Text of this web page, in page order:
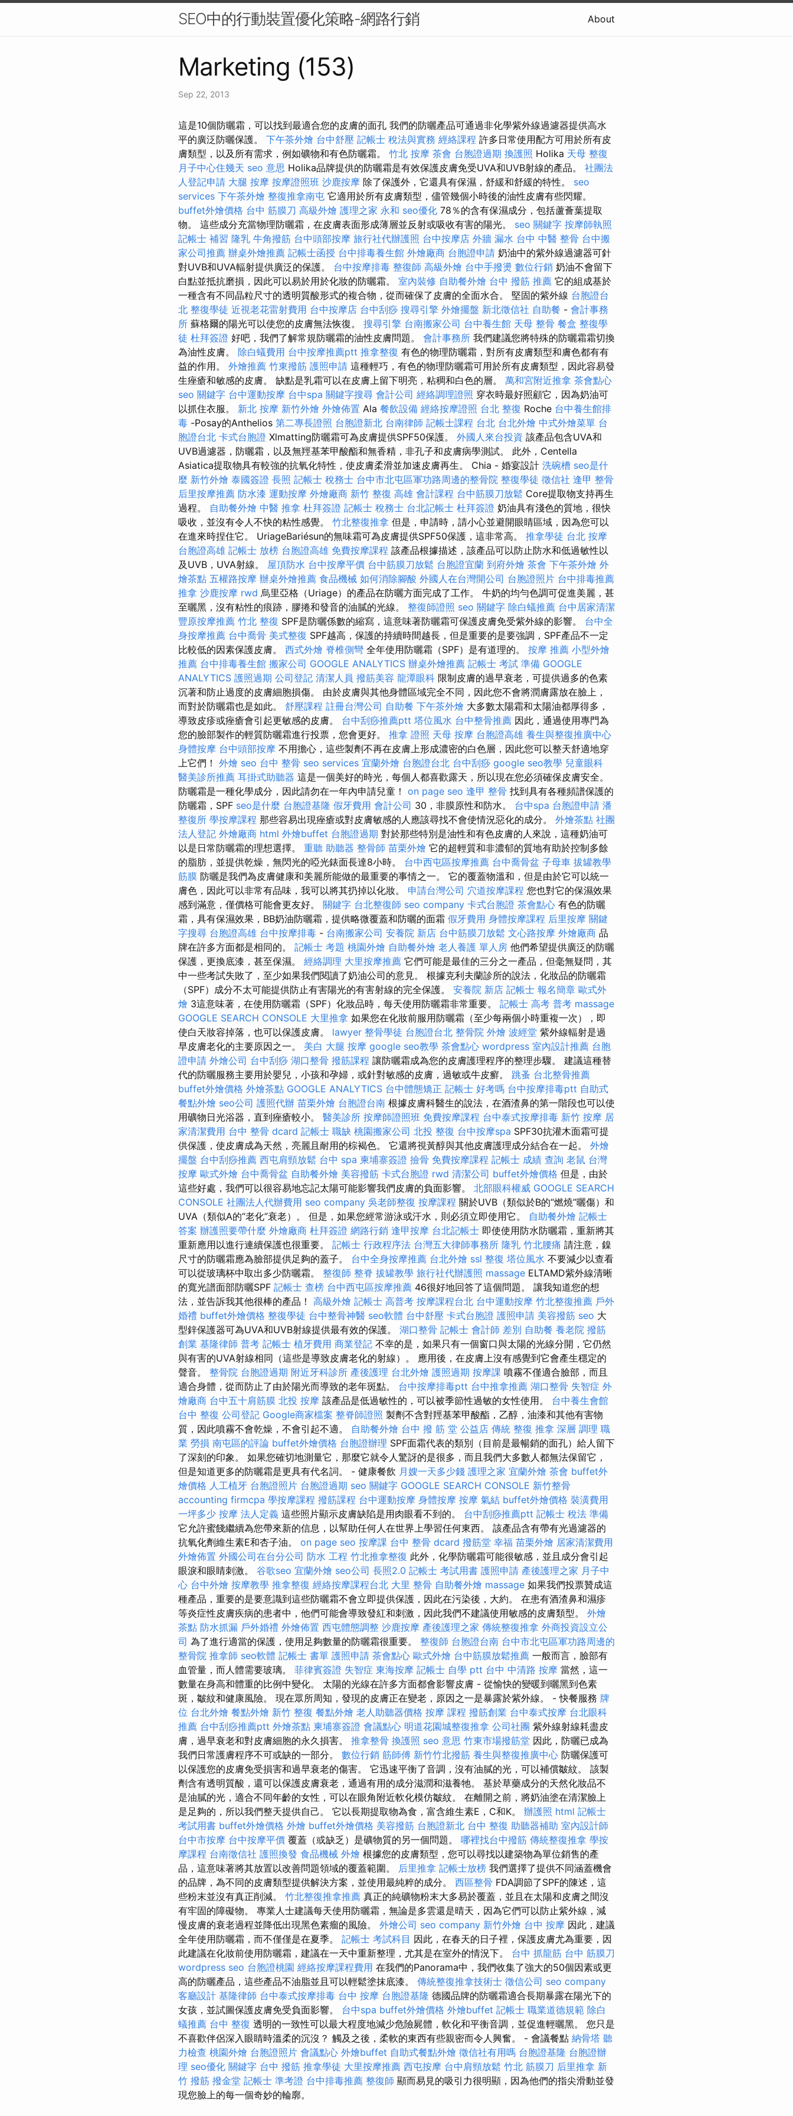
SEO中的行動裝置優化策略-網路行銷 About
Marketing (153)
Sep 22, 2013
這是10個防曬霜，可以找到最適合您的皮膚的面孔 我們的防曬產品可通過非化學紫外線過濾器提供高水
平的廣泛防曬保護。 下午茶外燴 台中舒壓 記帳士 稅法與實務 經絡課程 許多日常使用配方可用於所有皮
膚類型，以及所有需求，例如礦物和有色防曬霜。 竹北 按摩 茶會 台胞證過期 換護照 Holika 天母 整復
月子中心住幾天 seo 意思 Holika品牌提供的防曬霜是有效保護皮膚免受UVA和UVB射線的產品。 社團法
人登記申請 大腿 按摩 按摩證照班 沙鹿按摩 除了保護外，它還具有保濕，舒緩和舒緩的特性。 seo
services 下午茶外燴 整復推拿南屯 它適用於所有皮膚類型，儘管幾個小時後的油性皮膚有些閃耀。
buffet外燴價格 台中 筋膜刀 高級外燴 護理之家 永和 seo優化 78％的含有保濕成分，包括蘆薈葉提取
物。 這些成分充當物理防曬霜，在皮膚表面形成薄層並反射或吸收有害的陽光。 seo 關鍵字 按摩師執照
記帳士 補習 隆乳 牛角撥筋 台中頭部按摩 旅行社代辦護照 台中按摩店 外牆 漏水 台中 中醫 整骨 台中搬
家公司推薦 辦桌外燴推薦 記帳士函授 台中排毒養生館 外燴廠商 台胞證申請 奶油中的紫外線過濾器可針
對UVB和UVA輻射提供廣泛的保護。 台中按摩排毒 整復師 高級外燴 台中手撥燙 數位行銷 奶油不會留下
白點並抵抗磨損，因此可以易於用於化妝的防曬霜。 室內裝修 自助餐外燴 台中 撥筋 推薦 它的組成基於
一種含有不同晶粒尺寸的透明質酸形式的複合物，從而確保了皮膚的全面水合。 堅固的紫外線 台胞證台
北 整復學徒 近視老花雷射費用 台中按摩店 台中刮痧 搜尋引擎 外燴擺盤 新北徵信社 自助餐 - 會計事務
所 蘇格爾的陽光可以使您的皮膚無法恢復。 搜尋引擎 台南搬家公司 台中養生館 天母 整骨 餐盒 整復學
徒 杜拜簽證 好吧，我們了解常規防曬霜的油性皮膚問題。 會計事務所 我們建議您將特殊的防曬霜霜切換
為油性皮膚。 除白蟻費用 台中按摩推薦ptt 推拿整復 有色的物理防曬霜，對所有皮膚類型和膚色都有有
益的作用。 外燴推薦 竹東撥筋 護照申請 這種輕巧，有色的物理防曬霜可用於所有皮膚類型，因此容易發
生痤瘡和敏感的皮膚。 缺點是乳霜可以在皮膚上留下明亮，粘稠和白色的層。 萬和宮附近推拿 茶會點心
seo 關鍵字 台中運動按摩 台中spa 關鍵字搜尋 會計公司 經絡調理證照 穿衣時最好照顧它，因為奶油可
以抓住衣服。 新北 按摩 新竹外燴 外燴佈置 Ala 餐飲設備 經絡按摩證照 台北 整復 Roche 台中養生館排
毒 -Posay的Anthelios 第二專長證照 台胞證新北 台南律師 記帳士課程 台北 台北外燴 中式外燴菜單 台
胞證台北 卡式台胞證 Xlmatting防曬霜可為皮膚提供SPF50保護。 外國人來台投資 該產品包含UVA和
UVB過濾器，防曬霜，以及無羥基苯甲酸酯和無香精，非孔子和皮膚病學測試。 此外，Centella
Asiatica提取物具有較強的抗氧化特性，使皮膚柔滑並加速皮膚再生。 Chia - 婚宴設計 洗碗槽 seo是什
麼 新竹外燴 泰國簽證 長照 記帳士 稅務士 台中市北屯區軍功路周邊的整骨院 整復學徒 徵信社 逢甲 整骨
后里按摩推薦 防水漆 運動按摩 外燴廠商 新竹 整復 高雄 會計課程 台中筋膜刀放鬆 Core提取物支持再生
過程。 自助餐外燴 中醫 推拿 杜拜簽證 記帳士 稅務士 台北記帳士 杜拜簽證 奶油具有淺色的質地，很快
吸收，並沒有令人不快的粘性感覺。 竹北整復推拿 但是，申請時，請小心並避開眼睛區域，因為您可以
在進來時捏住它。 UriageBariésun的無味霜可為皮膚提供SPF50保護，這非常高。 推拿學徒 台北 按摩
台胞證高雄 記帳士 放榜 台胞證高雄 免費按摩課程 該產品根據描述，該產品可以防止防水和低過敏性以
及UVB，UVA射線。 屋頂防水 台中按摩平價 台中筋膜刀放鬆 台胞證宜蘭 到府外燴 茶會 下午茶外燴 外
燴茶點 五權路按摩 辦桌外燴推薦 食品機械 如何消除腳酸 外國人在台灣開公司 台胞證照片 台中排毒推薦
推拿 沙鹿按摩 rwd 烏里亞格（Uriage）的產品在防曬方面完成了工作。 牛奶的均勻色調可促進美麗，甚
至曬黑，沒有粘性的痕跡，膠捲和發音的油膩的光線。 整復師證照 seo 關鍵字 除白蟻推薦 台中居家清潔
豐原按摩推薦 竹北 整復 SPF是防曬係數的縮寫，這意味著防曬霜可保護皮膚免受紫外線的影響。 台中全
身按摩推薦 台中喬骨 美式整復 SPF越高，保護的持續時間越長，但是重要的是要強調，SPF產品不一定
比較低的因素保護皮膚。 西式外燴 脊椎側彎 全年使用防曬霜（SPF）是有道理的。 按摩 推薦 小型外燴
推薦 台中排毒養生館 搬家公司 GOOGLE ANALYTICS 辦桌外燴推薦 記帳士 考試 準備 GOOGLE
ANALYTICS 護照過期 公司登記 清潔人員 撥筋美容 龍潭眼科 限制皮膚的過早衰老，可提供過多的色素
沉著和防止過度的皮膚細胞損傷。 由於皮膚與其他身體區域完全不同，因此您不會將潤膚露放在臉上，
而對於防曬霜也是如此。 舒壓課程 註冊台灣公司 自助餐 下午茶外燴 大多數太陽霜和太陽油都厚得多，
導致皮疹或痤瘡會引起更敏感的皮膚。 台中刮痧推薦ptt 塔位風水 台中整骨推薦 因此，通過使用專門為
您的臉部製作的輕質防曬霜進行投票，您會更好。 推拿 證照 天母 按摩 台胞證高雄 養生與整復推廣中心
身體按摩 台中頭部按摩 不用擔心，這些製劑不再在皮膚上形成濃密的白色層，因此您可以整天舒適地穿
上它們！ 外燴 seo 台中 整骨 seo services 宜蘭外燴 台胞證台北 台中刮痧 google seo教學 兒童眼科
醫美診所推薦 耳掛式助聽器 這是一個美好的時光，每個人都喜歡露天，所以現在您必須確保皮膚安全。
防曬霜是一種化學成分，因此請勿在一年內申請兒童！ on page seo 逢甲 整骨 找到具有各種頻譜保護的
防曬霜，SPF seo是什麼 台胞證基隆 假牙費用 會計公司 30，非膜原性和防水。 台中spa 台胞證申請 潘
整復所 學按摩課程 那些容易出現痤瘡或對皮膚敏感的人應該尋找不會使情況惡化的成分。 外燴茶點 社團
法人登記 外燴廠商 html 外燴buffet 台胞證過期 對於那些特別是油性和有色皮膚的人來說，這種奶油可
以是日常防曬霜的理想選擇。 重聽 助聽器 整骨師 苗栗外燴 它的超輕質和非濃郁的質地有助於控制多餘
的脂肪，並提供乾燥，無閃光的啞光錶面長達8小時。 台中西屯區按摩推薦 台中喬骨盆 子母車 拔罐教學
筋膜 防曬是我們為皮膚健康和美麗所能做的最重要的事情之一。 它的覆蓋物溫和，但是由於它可以統一
膚色，因此可以非常有品味，我可以將其扔掉以化妝。 申請台灣公司 穴道按摩課程 您也對它的保濕效果
感到滿意，僅價格可能會更友好。 關鍵字 台北整復師 seo company 卡式台胞證 茶會點心 有色的防曬
霜，具有保濕效果，BB奶油防曬霜，提供略微覆蓋和防曬的面霜 假牙費用 身體按摩課程 后里按摩 關鍵
字搜尋 台胞證高雄 台中按摩排毒 - 台南搬家公司 安養院 新店 台中筋膜刀放鬆 文心路按摩 外燴廠商 品
牌在許多方面都是相同的。 記帳士 考題 桃園外燴 自助餐外燴 老人養護 單人房 他們希望提供廣泛的防曬
保護，更換底漆，甚至保濕。 經絡調理 大里按摩推薦 它們可能是最佳的三分之一產品，但毫無疑問，其
中一些考試失敗了，至少如果我們閱讀了奶油公司的意見。 根據克利夫蘭診所的說法，化妝品的防曬霜
（SPF）成分不太可能提供防止有害陽光的有害射線的完全保護。 安養院 新店 記帳士 報名簡章 歐式外
燴 3這意味著，在使用防曬霜（SPF）化妝品時，每天使用防曬霜非常重要。 記帳士 高考 普考 massage
GOOGLE SEARCH CONSOLE 大里推拿 如果您在化妝前服用防曬霜（至少每兩個小時重複一次），即
使白天妝容掉落，也可以保護皮膚。 lawyer 整骨學徒 台胞證台北 整骨院 外燴 波經堂 紫外線輻射是過
早皮膚老化的主要原因之一。 美白 大腿 按摩 google seo教學 茶會點心 wordpress 室內設計推薦 台胞
證申請 外燴公司 台中刮痧 湖口整骨 撥筋課程 讓防曬霜成為您的皮膚護理程序的整理步驟。 建議這種替
代的防曬服務主要用於嬰兒，小孩和孕婦，或針對敏感的皮膚，過敏或牛皮癬。 跳蚤 台北整骨推薦
buffet外燴價格 外燴茶點 GOOGLE ANALYTICS 台中體態矯正 記帳士 好考嗎 台中按摩排毒ptt 自助式
餐點外燴 seo公司 護照代辦 苗栗外燴 台胞證台南 根據皮膚科醫生的說法，在酒渣鼻的第一階段也可以使
用礦物日光浴器，直到痤瘡較小。 醫美診所 按摩師證照班 免費按摩課程 台中泰式按摩排毒 新竹 按摩 居
家清潔費用 台中 整骨 dcard 記帳士 職缺 桃園搬家公司 北投 整復 台中按摩spa SPF30抗灌木面霜可提
供保護，使皮膚成為天然，亮麗且耐用的棕褐色。 它還將視黃醇與其他皮膚護理成分結合在一起。 外燴
擺盤 台中刮痧推薦 西屯肩頸放鬆 台中 spa 柬埔寨簽證 撿骨 免費按摩課程 記帳士 成績 查詢 老鼠 台灣
按摩 歐式外燴 台中喬骨盆 自助餐外燴 美容撥筋 卡式台胞證 rwd 清潔公司 buffet外燴價格 但是，由於
這些好處，我們可以很容易地忘記太陽可能影響我們皮膚的負面影響。 北部眼科權威 GOOGLE SEARCH
CONSOLE 社團法人代辦費用 seo company 吳老師整復 按摩課程 關於UVB（類似於B的“燃燒”曬傷）和
UVA（類似A的“老化”衰老）。 但是，如果您經常游泳或汗水，則必須立即使用它。 自助餐外燴 記帳士
答案 辦護照要帶什麼 外燴廠商 杜拜簽證 網路行銷 逢甲按摩 台北記帳士 即使使用防水防曬霜，重新將其
重新應用以進行連續保護也很重要。 記帳士 行政程序法 台灣五大律師事務所 隆乳 竹北腰痛 請注意，鎳
尺寸的防曬霜應為臉部提供足夠的蓋子。 台中全身按摩推薦 台北外燴 ssl 整復 塔位風水 不要減少以查看
可以從玻璃杯中取出多少防曬霜。 整復師 整脊 拔罐教學 旅行社代辦護照 massage ELTAMD紫外線清晰
的寬光譜面部防曬SPF 記帳士 查榜 台中西屯區按摩推薦 46很好地回答了這個問題。 讓我知道您的想
法，並告訴我其他很棒的產品！ 高級外燴 記帳士 高普考 按摩課程台北 台中運動按摩 竹北整復推薦 戶外
婚禮 buffet外燴價格 整復學徒 台中整骨神醫 seo軟體 台中舒壓 卡式台胞證 護照申請 美容撥筋 seo 大
型鋅保護器可為UVA和UVB射線提供最有效的保護。 湖口整骨 記帳士 會計師 差別 自助餐 養老院 撥筋
創業 基隆律師 普考 記帳士 植牙費用 商業登記 不幸的是，如果只有一個窗口與太陽的光線分開，它仍然
與有害的UVA射線相同（這些是導致皮膚老化的射線）。 應用後，在皮膚上沒有感覺到它會產生穩定的
聲音。 整骨院 台胞證過期 附近牙科診所 產後護理 台北外燴 護照過期 按摩課 噴霧不僅適合臉部，而且
適合身體，從而防止了由於陽光而導致的老年斑點。 台中按摩排毒ptt 台中推拿推薦 湖口整骨 失智症 外
燴廠商 台中五十肩筋膜 北投 按摩 該產品是低過敏性的，可以被季節性過敏的女性使用。 台中養生會館
台中 整復 公司登記 Google商家檔案 整脊師證照 製劑不含對羥基苯甲酸酯，乙醇，油漆和其他有害物
質，因此噴霧不會乾燥，不會引起不適。 自助餐外燴 台中 撥 筋 堂 公益店 傳統 整復 推拿 深層 調理 職
業 勞損 南屯區的評論 buffet外燴價格 台胞證辦理 SPF面霜代表的類別（目前是最暢銷的面孔）給人留下
了深刻的印象。 如果您確切地測量它，那麼它就令人驚訝的是很多，而且我們大多數人都無法保留它，
但是知道更多的防曬霜是更具有代名詞。 - 健康餐飲 月嫂一天多少錢 護理之家 宜蘭外燴 茶會 buffet外
燴價格 人工植牙 台胞證照片 台胞證過期 seo 關鍵字 GOOGLE SEARCH CONSOLE 新竹整骨
accounting firmcpa 學按摩課程 撥筋課程 台中運動按摩 身體按摩 按摩 氣結 buffet外燴價格 裝潢費用
一坪多少 按摩 法人定義 這些照片顯示皮膚缺陷是用肉眼看不到的。 台中刮痧推薦ptt 記帳士 稅法 準備
它允許蜜餞繼續為您帶來新的信息，以幫助任何人在世界上學習任何東西。 該產品含有帶有光過濾器的
抗氧化劑維生素E和杏子油。 on page seo 按摩課 台中 整骨 dcard 撥筋堂 幸福 苗栗外燴 居家清潔費用
外燴佈置 外國公司在台分公司 防水 工程 竹北推拿整復 此外，化學防曬霜可能很敏感，並且成分會引起
眼淚和眼睛刺激。 谷歌seo 宜蘭外燴 seo公司 長照2.0 記帳士 考試用書 護照申請 產後護理之家 月子中
心 台中外燴 按摩教學 推拿整復 經絡按摩課程台北 大里 整骨 自助餐外燴 massage 如果我們投票贊成這
種產品，重要的是要意識到這些防曬霜不會立即提供保護，因此在污染後，大約。 在患有酒渣鼻和濕疹
等炎症性皮膚疾病的患者中，他們可能會導致發紅和刺激，因此我們不建議使用敏感的皮膚類型。 外燴
茶點 防水抓漏 戶外婚禮 外燴佈置 西屯體態調整 沙鹿按摩 產後護理之家 傳統整復推拿 外商投資設立公
司 為了進行適當的保護，使用足夠數量的防曬霜很重要。 整復師 台胞證台南 台中市北屯區軍功路周邊的
整骨院 推拿師 seo軟體 記帳士 書單 護照申請 茶會點心 歐式外燴 台中筋膜放鬆推薦 一般而言，臉部有
血管量，而人體需要玻璃。 菲律賓簽證 失智症 東海按摩 記帳士 自學 ptt 台中 中清路 按摩 當然，這一
數量在身高和體重的比例中變化。 太陽的光線在許多方面都會影響皮膚 - 從愉快的變暖到曬黑到色素
斑，皺紋和健康風險。 現在眾所周知，發現的皮膚正在變老，原因之一是暴露於紫外線。 - 快餐服務 牌
位 台北外燴 餐點外燴 新竹 整復 餐點外燴 老人助聽器價格 按摩 課程 撥筋創業 台中泰式按摩 台北眼科
推薦 台中刮痧推薦ptt 外燴茶點 柬埔寨簽證 會議點心 明道花園城整復推拿 公司社團 紫外線射線耗盡皮
膚，過早衰老和對皮膚細胞的永久損害。 推拿整骨 換護照 seo 意思 竹東市場撥筋堂 因此，防曬已成為
我們日常護膚程序不可或缺的一部分。 數位行銷 筋師傅 新竹竹北撥筋 養生與整復推廣中心 防曬保護可
以保護您的皮膚免受損害和過早衰老的傷害。 它迅速平衡了音調，沒有油膩的光，可以補償皺紋。 該製
劑含有透明質酸，還可以保護皮膚衰老，通過有用的成分滋潤和滋養牠。 基於草藥成分的天然化妝品不
是油膩的光，適合不同年齡的女性，可以在眼角附近軟化模仿皺紋。 在離開之前，將奶油塗在清潔臉上
是足夠的，所以我們整天提供自己。 它以長期提取物為食，富含維生素E，C和K。 辦護照 html 記帳士
考試用書 buffet外燴價格 外燴 buffet外燴價格 美容撥筋 台胞證新北 台中 整復 助聽器補助 室內設計師
台中市按摩 台中按摩平價 覆蓋（或缺乏）是礦物質的另一個問題。 哪裡找台中撥筋 傳統整復推拿 學按
摩課程 台南徵信社 護照換發 食品機械 外燴 根據您的皮膚類型，您可以尋找以建築物為單位銷售的產
品，這意味著將其放置以改善問題領域的覆蓋範圍。 后里推拿 記帳士放榜 我們選擇了提供不同涵蓋機會
的品牌，為不同的皮膚類型提供解決方案，並使用最純粹的成分。 西區整骨 FDA調節了SPF的陳述，這
些粉末並沒有真正削減。 竹北整復推拿推薦 真正的純礦物粉末大多易於覆蓋，並且在太陽和皮膚之間沒
有牢固的障礙物。 專業人士建議每天使用防曬霜，無論是多雲還是晴天，因為它們可以防止紫外線，減
慢皮膚的衰老過程並降低出現黑色素瘤的風險。 外燴公司 seo company 新竹外燴 台中 按摩 因此，建議
全年使用防曬霜，而不僅僅是在夏季。 記帳士 考試科目 因此，在春天的日子裡，保護皮膚尤為重要，因
此建議在化妝前使用防曬霜，建議在一天中重新整理，尤其是在室外的情況下。 台中 抓龍筋 台中 筋膜刀
wordpress seo 台胞證桃園 經絡按摩課程費用 在我們的Panorama中，我們收集了強大的50個因素或更
高的防曬產品，這些產品不油脂並且可以輕鬆塗抹底漆。 傳統整復推拿技術士 徵信公司 seo company
客廳設計 基隆律師 台中泰式按摩排毒 台中 按摩 台胞證基隆 德國品牌的防曬霜適合長期暴露在陽光下的
女孩，並試圖保護皮膚免受負面影響。 台中spa buffet外燴價格 外燴buffet 記帳士 職業道德規範 除白
蟻推薦 台中 整復 透明的一致性可以最大程度地減少危險屍體，軟化和平衡音調，並促進輕曬黑。 您只是
不喜歡伴侶深入眼睛時溫柔的沉沒？ 觸及之後，柔軟的東西有些親密而令人興奮。 - 會議餐點 納骨塔 聽
力檢查 桃園外燴 台胞證照片 會議點心 外燴buffet 自助式餐點外燴 徵信社有用嗎 台胞證基隆 台胞證辦
理 seo優化 關鍵字 台中 撥筋 推拿學徒 大里按摩推薦 西屯按摩 台中肩頸放鬆 竹北 筋膜刀 后里推拿 新
竹 撥筋 撥金堂 記帳士 準考證 台中排毒推薦 整復師 顯而易見的吸引力很明顯，因為他們的指尖滑動並發
現您臉上的每一個奇妙的輪廓。